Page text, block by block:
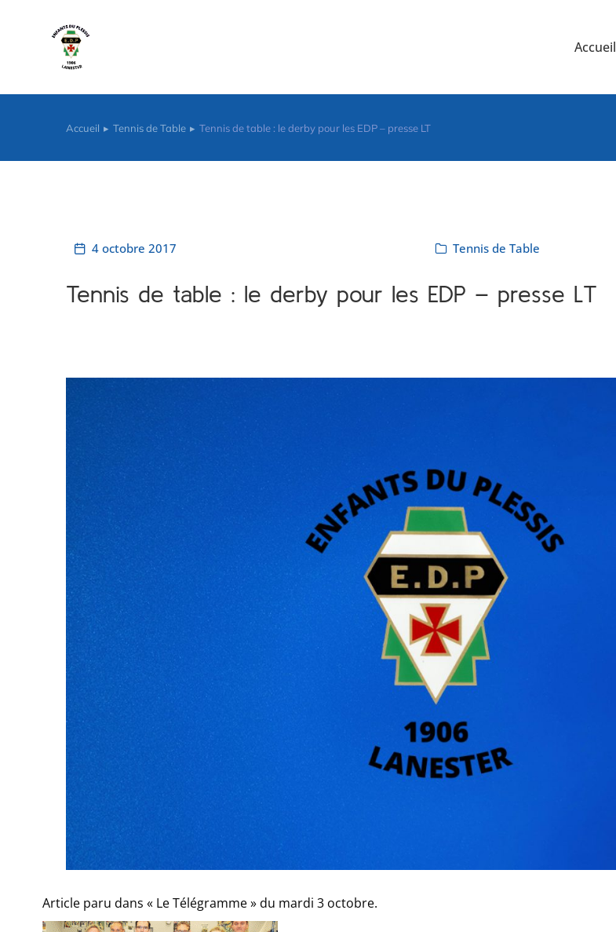
Accueil
Vous êtes ici :
Accueil Tennis de Table Tennis de table : le derby pour les EDP – presse LT
4 octobre 2017 Tennis de Table
Tennis de table : le derby pour les EDP – presse LT
Article paru dans « Le Télégramme » du mardi 3 octobre.